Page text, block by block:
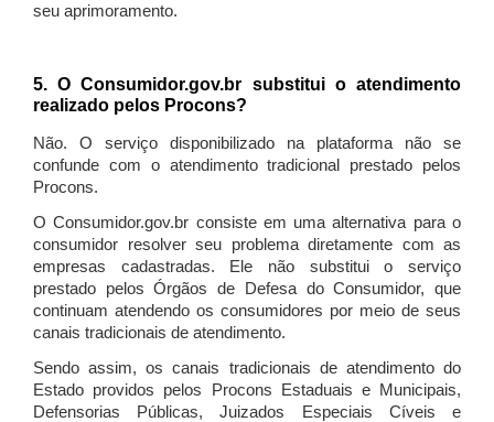
seu aprimoramento.
5. O Consumidor.gov.br substitui o atendimento
realizado pelos Procons?
Não. O serviço disponibilizado na plataforma não se
confunde com o atendimento tradicional prestado pelos
Procons.
O Consumidor.gov.br consiste em uma alternativa para o
consumidor resolver seu problema diretamente com as
empresas cadastradas. Ele não substitui o serviço
prestado pelos Órgãos de Defesa do Consumidor, que
continuam atendendo os consumidores por meio de seus
canais tradicionais de atendimento.
Sendo assim, os canais tradicionais de atendimento do
Estado providos pelos Procons Estaduais e Municipais,
Defensorias Públicas, Juizados Especiais Cíveis e